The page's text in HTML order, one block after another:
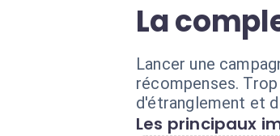
La
Lancer une
récompenses.
d'étranglement et
Les principaux